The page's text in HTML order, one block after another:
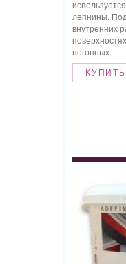
лепнины.
внутренних
погонных.
КУПИТЬ